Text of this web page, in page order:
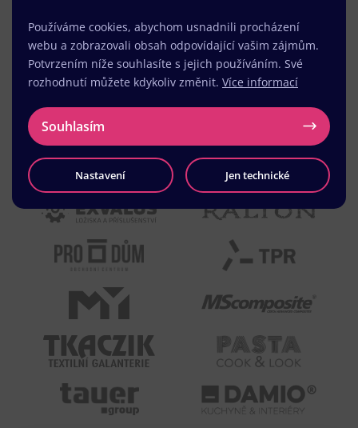
Používáme cookies, abychom usnadnili procházení
webu a zobrazovali obsah odpovídající vašim zájmům.
Potvrzením níže souhlasíte s jejich používáním. Své
rozhodnutí můžete kdykoliv změnit. Více informací
Souhlasím
Nastavení Jen technické